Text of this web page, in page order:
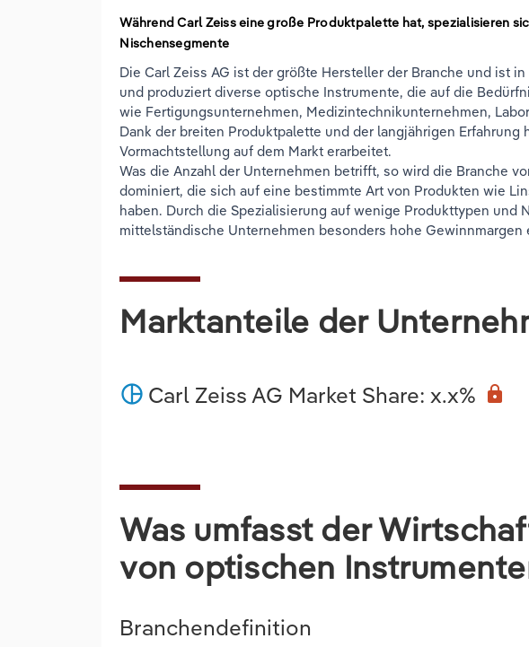
Während Carl Zeiss eine große Produktpalette hat, spezialisieren
Nischensegmente
Die Carl Zeiss AG ist der größte Hersteller der Branche und ist
und produziert diverse optische Instrumente, die auf die
wie Fertigungsunternehmen, Medizintechnikunternehmen,
Dank der breiten Produktpalette und der langjährigen Erfahrung
Vormachtstellung auf dem Markt erarbeitet.
Was die Anzahl der Unternehmen betrifft, so wird die Branche
dominiert, die sich auf eine bestimmte Art von Produkten wie
haben. Durch die Spezialisierung auf wenige Produkttypen und
mittelständische Unternehmen besonders hohe Gewinnmargen
Marktanteile der
pie_chart Carl Zeiss AG Market Share: x.x% lock
Was umfasst der
von optischen
Branchendefinition